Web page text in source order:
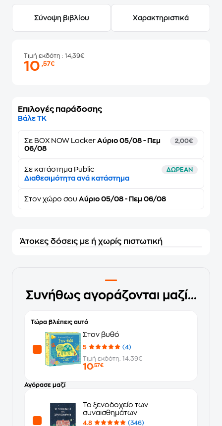
Σύνοψη βιβλίου Χαρακτηριστικά
Τιμή εκδότη : 14,39€
10,57€
Επιλογές παράδοσης
Βάλε ΤΚ
Σε BOX NOW Locker Αύριο 05/08 - Πεμ
06/08
2,00€
Σε κατάστημα Public ΔΩΡΕΑΝ
Διαθεσιμότητα ανά κατάστημα
Στον χώρο σου Αύριο 05/08 - Πεμ 06/08
Άτοκες δόσεις με ή χωρίς πιστωτική
Συνήθως αγοράζονται μαζί...
Τώρα βλέπεις αυτό
Στον βυθό
5
(4)
Τιμή εκδότη: 14.39€
10,57€
Αγόρασε μαζί
Το ξενοδοχείο των
συναισθημάτων
4.8
(346)